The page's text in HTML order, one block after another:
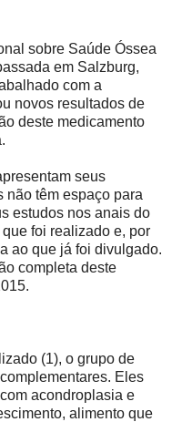
sobre Saúde Óssea
em Salzburg,
com a
novos resultados de
deste medicamento
seus
não têm espaço para
estudos nos anais do
foi realizado e, por
ao que já foi divulgado.
completa deste
(1), o grupo de
Eles
acondroplasia e
alimento que